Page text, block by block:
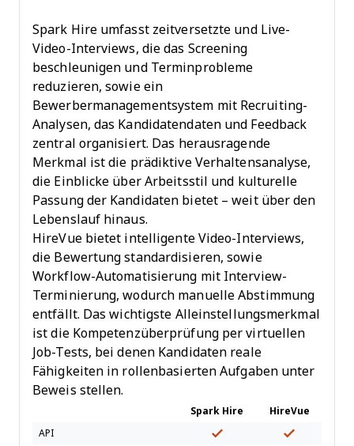
Spark Hire umfasst zeitversetzte und Live-
Video-Interviews, die das Screening
beschleunigen und Terminprobleme
reduzieren, sowie ein
Bewerbermanagementsystem mit Recruiting-
Analysen, das Kandidatendaten und Feedback
zentral organisiert. Das herausragende
Merkmal ist die prädiktive Verhaltensanalyse,
die Einblicke über Arbeitsstil und kulturelle
Passung der Kandidaten bietet – weit über den
Lebenslauf hinaus.
HireVue bietet intelligente Video-Interviews,
die Bewertung standardisieren, sowie
Workflow-Automatisierung mit Interview-
Terminierung, wodurch manuelle Abstimmung
entfällt. Das wichtigste Alleinstellungsmerkmal
ist die Kompetenzüberprüfung per virtuellen
Job-Tests, bei denen Kandidaten reale
Fähigkeiten in rollenbasierten Aufgaben unter
Beweis stellen.
Spark Hire
HireVue
API